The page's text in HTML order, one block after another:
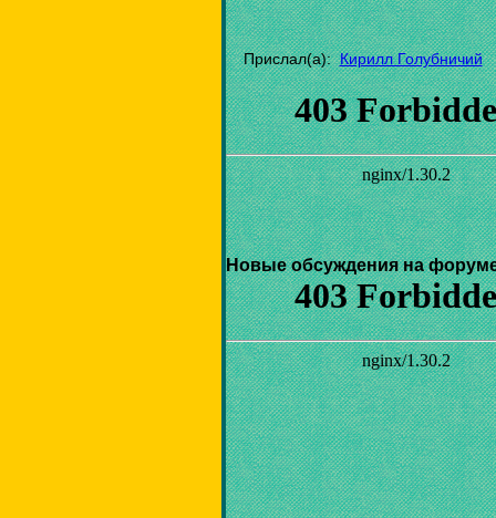
Прислал(а):Кирилл Голубничий
Новые обсуждения на